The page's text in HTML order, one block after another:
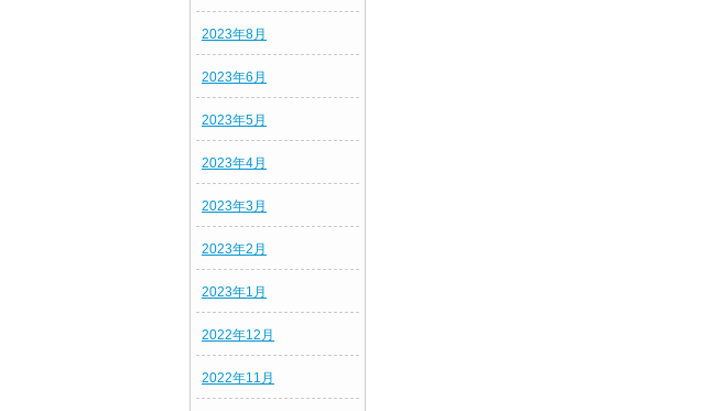
2023年8月
2023年6月
2023年5月
2023年4月
2023年3月
2023年2月
2023年1月
2022年12月
2022年11月